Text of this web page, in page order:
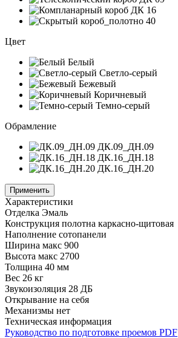
Цвет
Белый
Светло-серый
Бежевый
Коричневый
Темно-серый
Обрамление
ДК.09_ДН.09
ДК.16_ДН.18
ДК.16_ДН.20
Применить
Характеристики
Отделка Эмаль
Конструкция полотна каркасно-щитовая
Наполнение сотопанели
Ширина макс 900
Высота макс 2700
Толщина 40 мм
Вес 26 кг
Звукоизоляция 28 ДБ
Открывание на себя
Механизмы нет
Техническая информация
Руководство по подготовке проемов PDF